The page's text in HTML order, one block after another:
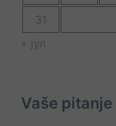
31
« јул
Vaše pitanje